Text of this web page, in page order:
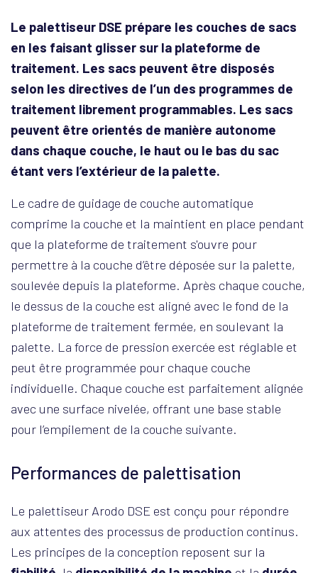
Le palettiseur DSE prépare les couches de sacs
en les faisant glisser sur la plateforme de
traitement. Les sacs peuvent être disposés
selon les directives de l’un des programmes de
traitement librement programmables. Les sacs
peuvent être orientés de manière autonome
dans chaque couche, le haut ou le bas du sac
étant vers l’extérieur de la palette.
Le cadre de guidage de couche automatique
comprime la couche et la maintient en place pendant
que la plateforme de traitement s'ouvre pour
permettre à la couche d’être déposée sur la palette,
soulevée depuis la plateforme. Après chaque couche,
le dessus de la couche est aligné avec le fond de la
plateforme de traitement fermée, en soulevant la
palette. La force de pression exercée est réglable et
peut être programmée pour chaque couche
individuelle. Chaque couche est parfaitement alignée
avec une surface nivelée, offrant une base stable
pour l’empilement de la couche suivante.
Performances de palettisation
Le palettiseur Arodo DSE est conçu pour répondre
aux attentes des processus de production continus.
Les principes de la conception reposent sur la